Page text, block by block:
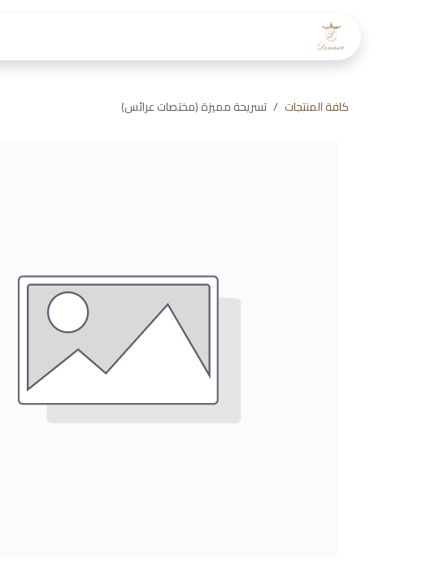
كافة المنتجات تسريحة مميزة (مختصات عرائس)